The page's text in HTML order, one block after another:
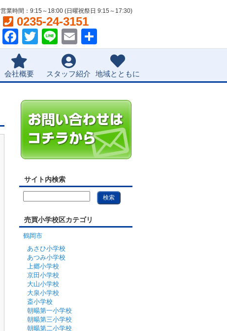
営業時間：9:15～18:00 (日曜祝祭日 9:15～17:30)
0235-24-3151
Facebook
TwitterLineEmail
有
会社概要 スタッフ紹介 地域とともに
サイト内検索
売買小学校区カテゴリ
鶴岡市
あさひ小学校
あつみ小学校
上郷小学校
京田小学校
大山小学校
大泉小学校
斎小学校
朝暘第一小学校
朝暘第三小学校
朝暘第二小学校